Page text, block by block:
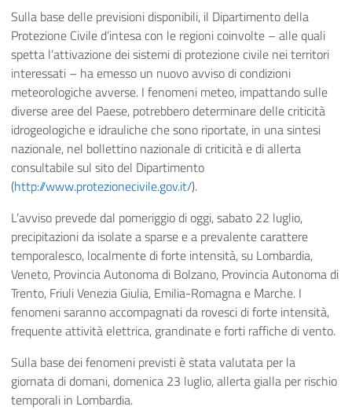
Sulla base delle previsioni disponibili, il Dipartimento della
Protezione Civile d’intesa con le regioni coinvolte – alle quali
spetta l’attivazione dei sistemi di protezione civile nei territori
interessati – ha emesso un nuovo avviso di condizioni
meteorologiche avverse. I fenomeni meteo, impattando sulle
diverse aree del Paese, potrebbero determinare delle criticità
idrogeologiche e idrauliche che sono riportate, in una sintesi
nazionale, nel bollettino nazionale di criticità e di allerta
consultabile sul sito del Dipartimento
(http://www.protezionecivile.gov.it/).
L’avviso prevede dal pomeriggio di oggi, sabato 22 luglio,
precipitazioni da isolate a sparse e a prevalente carattere
temporalesco, localmente di forte intensità, su Lombardia,
Veneto, Provincia Autonoma di Bolzano, Provincia Autonoma di
Trento, Friuli Venezia Giulia, Emilia-Romagna e Marche. I
fenomeni saranno accompagnati da rovesci di forte intensità,
frequente attività elettrica, grandinate e forti raffiche di vento.
Sulla base dei fenomeni previsti è stata valutata per la
giornata di domani, domenica 23 luglio, allerta gialla per rischio
temporali in Lombardia.